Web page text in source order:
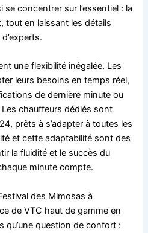
concentrer sur l’essentiel : la
tout en laissant les détails
une flexibilité inégalée. Les
leurs besoins en temps réel,
de dernière minute ou
chauffeurs dédiés sont
prêts à s’adapter à toutes les
et cette adaptabilité sont des
la fluidité et le succès du
minute compte.
des Mimosas à
de VTC haut de gamme en
qu’une question de confort :